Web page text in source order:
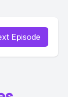
Episode